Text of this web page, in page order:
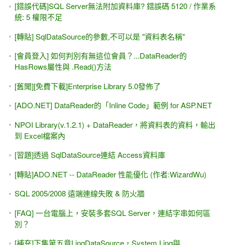
[錯誤代碼]SQL Server無法附加資料庫? 錯誤碼 5120 / 作業系
統: 5 權限不足
[轉貼] SqlDataSource的參數,不可以是 "資料表名稱"
[會員登入] 如何判別有無這位會員？...DataReader的
HasRows屬性與 .Read()方法
[舊聞][免費下載]Enterprise Library 5.0發佈了
[ADO.NET] DataReader的「Inline Code」範例 for ASP.NET
NPOI Library(v.1.2.1) + DataReader，將資料表的資料，輸出
到 Excel檔案內
[習題]透過 SqlDataSource連結 Access資料庫
[轉貼]ADO.NET -- DataReader 性能優化 (作者:WizardWu)
SQL 2005/2008 遠端連線失敗 & 防火牆
[FAQ] 一台電腦上，安裝多套SQL Server，連結字串如何區
別？